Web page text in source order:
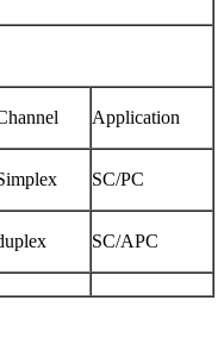
Application
SC/PC
SC/APC